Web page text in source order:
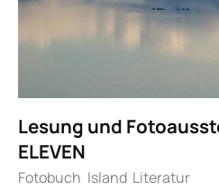
Lesung und
ELEVEN
Fotobuch Island Literatur